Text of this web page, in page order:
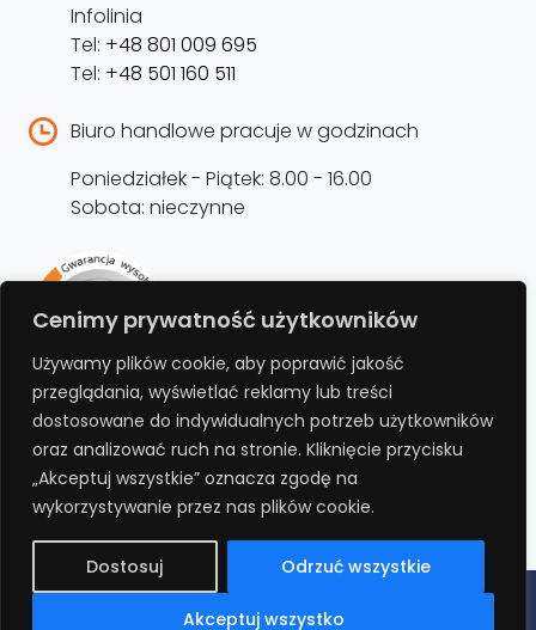
Cenimy prywatność użytkowników
Używamy plików cookie, aby poprawić jakość
przeglądania, wyświetlać reklamy lub treści
dostosowane do indywidualnych potrzeb użytkowników
oraz analizować ruch na stronie. Kliknięcie przycisku
„Akceptuj wszystkie” oznacza zgodę na
wykorzystywanie przez nas plików cookie.
Dostosuj Odrzuć wszystkie
Akceptuj wszystko
Infolinia
Tel: +48 801 009 695
Tel: +48 501 160 511
Biuro handlowe pracuje w godzinach
Poniedziałek - Piątek: 8.00 - 16.00
Sobota: nieczynne
przedłużenie gwarancji
Bezpłatnie przedłuż gwarancję o kolejne 12
miesięcy rejestrując produkt na stronie.
REJESTRUJ
Polityka prywatności Regulamin RODO